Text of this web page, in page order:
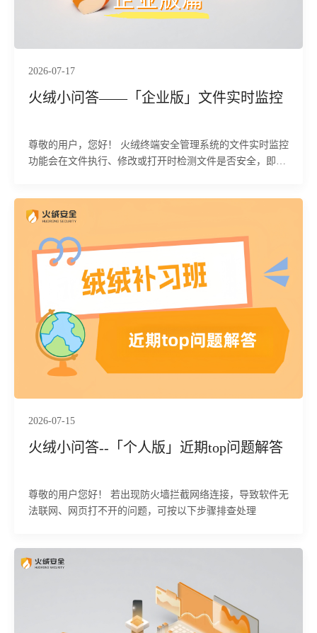
2026-07-17
火绒小问答——「企业版」文件实时监控
尊敬的用户，您好！ 火绒终端安全管理系统的文件实时监控
功能会在文件执行、修改或打开时检测文件是否安全，即时
2026-07-15
火绒小问答--「个人版」近期top问题解答
尊敬的用户您好！ 若出现防火墙拦截网络连接，导致软件无
法联网、网页打不开的问题，可按以下步骤排查处理